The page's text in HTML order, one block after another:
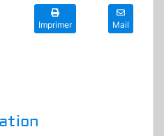
Imprimer Mail